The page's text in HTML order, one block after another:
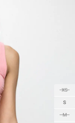
XS
S
M